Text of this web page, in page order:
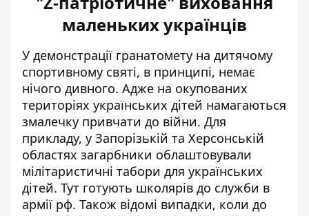
маленьких українців
У демонстрації гранатомету на дитячому
спортивному святі, в принципі, немає
нічого дивного. Адже на окупованих
територіях українських дітей намагаються
змалечку привчати до війни. Для
прикладу, у Запорізькій та Херсонській
областях загарбники облаштовували
мілітаристичні табори для українських
дітей. Тут готують школярів до служби в
армії рф. Також відомі випадки, коли до